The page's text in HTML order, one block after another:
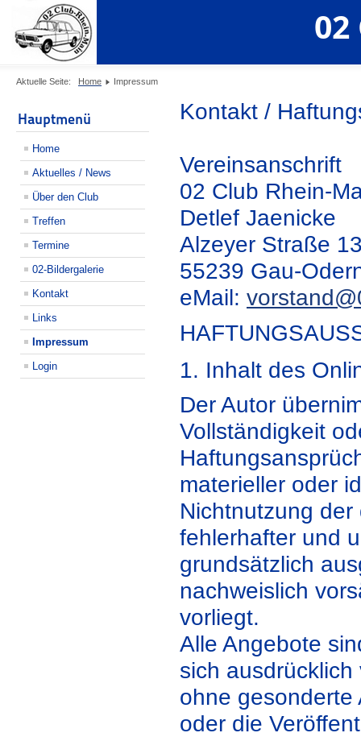
02
Aktuelle Seite: Home Impressum
Hauptmenü
Home
Aktuelles / News
Über den Club
Treffen
Termine
02-Bildergalerie
Kontakt
Links
Impressum
Login
Kontakt /
Vereinsanschrift
02 Club Rhein-
Detlef Jaenicke
Alzeyer Straße
55239 Gau-
eMail:
1. Inhalt des
Der Autor
Vollständigkeit
materieller oder
Nichtnutzung
fehlerhafter und
grundsätzlich
nachweislich
vorliegt.
Alle Angebote
sich
ohne
oder die